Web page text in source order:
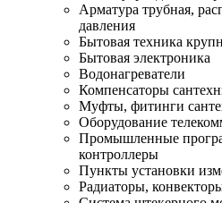
Арматура трубная,
давления
Бытовая техника
Бытовая электроника
Водонагреватели
Компенсаторы
Муфты, фитинги
Оборудование
Промышленные
контроллеры
Пункты установки
Радиаторы,